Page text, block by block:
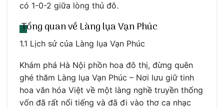
có 1-0-2 giữa lòng thủ đô.
Tổng quan về Làng lụa Vạn Phúc
1.1 Lịch sử của Làng lụa Vạn Phúc
Khám phá Hà Nội phồn hoa đô thị, đừng quên
ghé thăm Làng lụa Vạn Phúc – Nơi lưu giữ tinh
hoa văn hóa Việt về một làng nghề truyền thống
vốn đã rất nổi tiếng và đã đi vào thơ ca nhạc